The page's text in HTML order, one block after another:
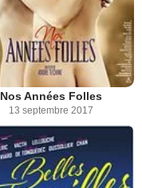
Nos Années Folles
13 septembre 2017